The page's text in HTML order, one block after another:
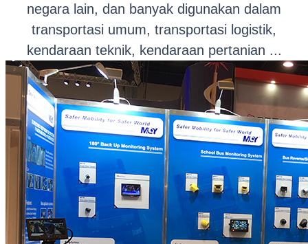
negara lain, dan banyak digunakan dalam
transportasi umum, transportasi logistik,
kendaraan teknik, kendaraan pertanian ...